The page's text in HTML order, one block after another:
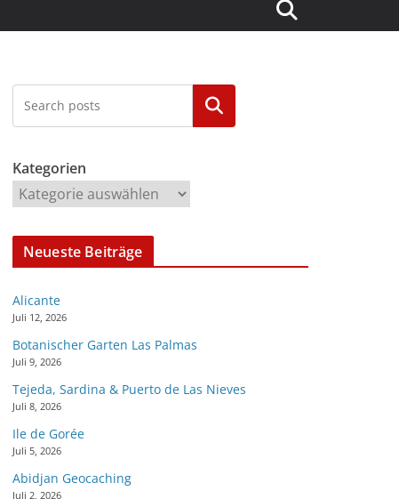
Kategorien
Kategorien
Neueste Beiträge
Alicante
Juli 12, 2026
Botanischer Garten Las Palmas
Juli 9, 2026
Tejeda, Sardina & Puerto de Las Nieves
Juli 8, 2026
Ile de Gorée
Juli 5, 2026
Abidjan Geocaching
Juli 2, 2026